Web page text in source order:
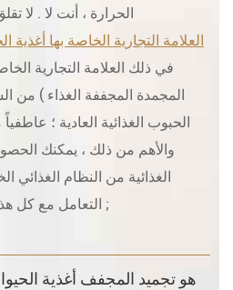
الحرارة ، أنت لا . لا
العلامة التجارية الخاصة بها أغذية
في ذلك العلامة التجارية
المجمدة المجففة الغذاء ) من
الحبوب الغذائية العادية ؛
والأهم من ذلك ، يمكنك
الغذائية من النظام الغذائي
التعامل مع كل هذه المشاكل . نبسب ;
هو تجميد المجفف أغذية